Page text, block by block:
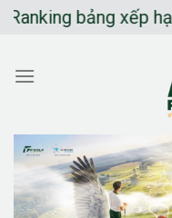
Chuyển
dung
bảng xếp